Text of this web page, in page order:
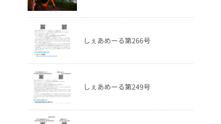
しぇあめーる第266号
しぇあめーる第249号